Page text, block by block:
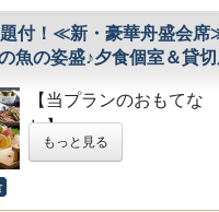
14．夕食・朝食は周囲
ける個室をご用意
15．お子様の急な発熱
場合は、当日でも取消
※当日の朝8時までにお
焼 物 帆立貝グラタン
強 肴 油目と旬野菜揚
台 物 和牛しゃぶ源泉
御食事 温泉水で炊きあ
り 釜飯御飯(白米)
多々見の朝食は、“炊きたての
食べていただくための朝ごはん
石川県・白山市にある、農家「
ている特別減農薬栽培米「六星
■食事会場
※夕食の最終開始時間は19時で
※部屋食ではございません。
付！≪新・豪華舟盛会
魚の姿盛♪夕食個室＆貸切
【当プランのおもてな
し
ご好評頂いている日本
もっと見る